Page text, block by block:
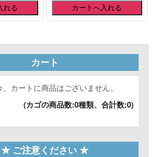
カート
、カートに商品はございません。
(カゴの商品数:0種類、合計数:0)
★ ご注意ください ★